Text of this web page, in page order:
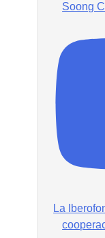
Soong
La